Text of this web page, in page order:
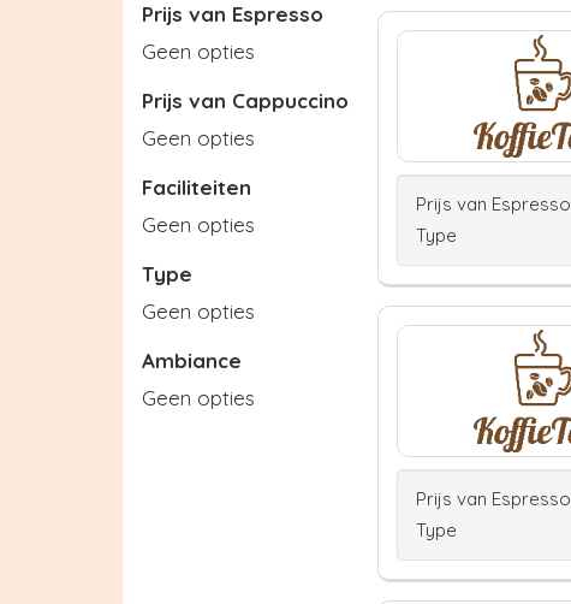
Prijs van Espresso
Geen opties
Prijs van Cappuccino
Geen opties
Faciliteiten
Geen opties
Type
Geen opties
Ambiance
Geen opties
Prijs van Espresso
Type
Prijs van Espresso
Type